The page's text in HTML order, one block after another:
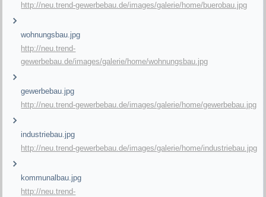
http://neu.trend-gewerbebau.de/images/galerie/home/buerobau.jpg
wohnungsbau.jpg
http://neu.trend-
gewerbebau.de/images/galerie/home/wohnungsbau.jpg
gewerbebau.jpg
http://neu.trend-gewerbebau.de/images/galerie/home/gewerbebau.jpg
industriebau.jpg
http://neu.trend-gewerbebau.de/images/galerie/home/industriebau.jpg
kommunalbau.jpg
http://neu.trend-